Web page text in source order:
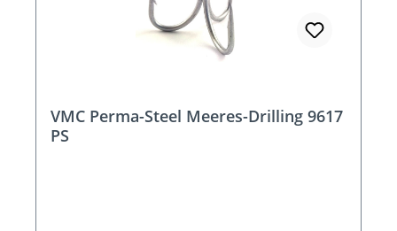
VMC Perma-Steel Meeres-Drilling 9617
PS